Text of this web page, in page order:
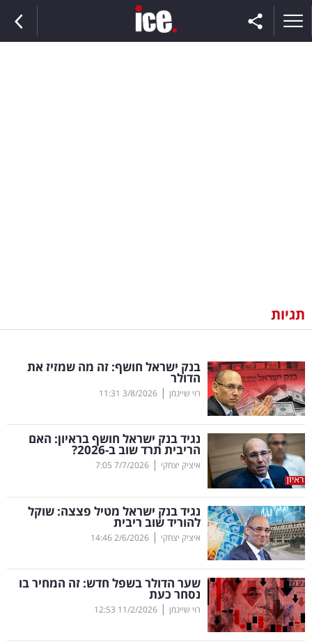
וצרכנות
דיגיטל
וטק
שיווק
ופרסום
משפט
מדדים
ומחקרים
דעות
רכילות
עסקית
תגיות
בנק ישראל חושף: זה מה שמזיז את
הדולר
רוי שיינמן |
3/8/2026
11:31
נגיד בנק ישראל חושף בראיון: האם
הריבית תרד שוב ב-2026?
איציק יצחקי |
7/7/2026
7:05
נגיד בנק ישראל מטיל פצצה: שוקל
להוריד שוב ריבית
איציק יצחקי |
2/6/2026
14:46
שער הדולר בשפל חדש: זה המחיר בו
נסחר כעת
רוי שיינמן |
11/2/2026
12:53